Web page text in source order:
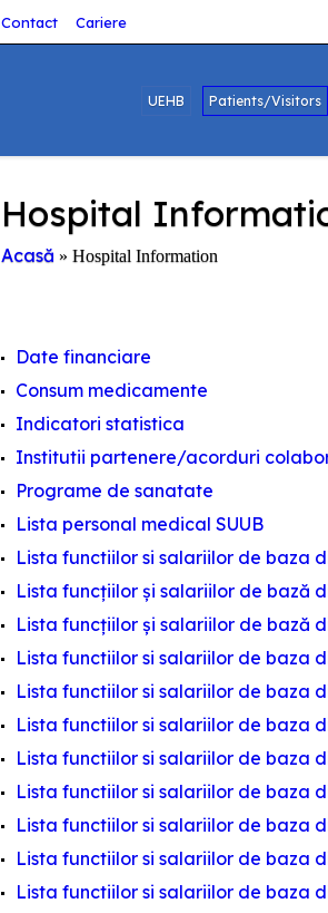
Contact Cariere
UEHB Patients/Visitors
Hospital
Acasă » Hospital Information
Date financiare
Consum medicamente
Indicatori statistica
Institutii partenere/acorduri
Programe de sanatate
Lista personal medical SUUB
Lista functiilor si salariilor de baza
Lista funcțiilor și salariilor de bază
Lista funcțiilor și salariilor de bază
Lista functiilor si salariilor de baza
Lista functiilor si salariilor de baza
Lista functiilor si salariilor de baza
Lista functiilor si salariilor de baza
Lista functiilor si salariilor de baza
Lista functiilor si salariilor de baza
Lista functiilor si salariilor de baza
Lista functiilor si salariilor de baza